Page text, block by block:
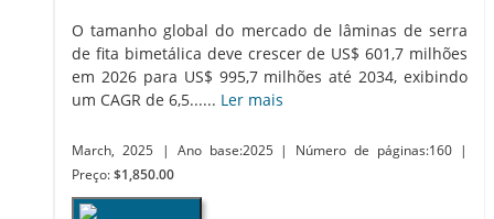
O tamanho global do mercado de lâminas de serra
de fita bimetálica deve crescer de US$ 601,7 milhões
em 2026 para US$ 995,7 milhões até 2034, exibindo
um CAGR de 6,5...... Ler mais
March, 2025 | Ano base:2025 | Número de páginas:160
|
Preço: $1,850.00